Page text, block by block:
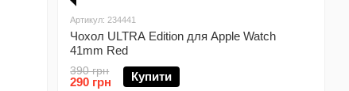
Артикул: 234441
Чохол ULTRA Edition для Apple Watch
41mm Red
390 грн
290 грн Купити